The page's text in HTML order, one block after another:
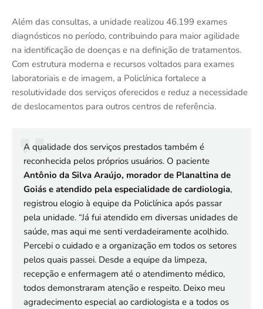
Além das consultas, a unidade realizou 46.199 exames
diagnósticos no período, contribuindo para maior agilidade
na identificação de doenças e na definição de tratamentos.
Com estrutura moderna e recursos voltados para exames
laboratoriais e de imagem, a Policlínica fortalece a
resolutividade dos serviços oferecidos e reduz a necessidade
de deslocamentos para outros centros de referência.
A qualidade dos serviços prestados também é
reconhecida pelos próprios usuários. O paciente
Antônio da Silva Araújo, morador de Planaltina de
Goiás e atendido pela especialidade de cardiologia,
registrou elogio à equipe da Policlínica após passar
pela unidade. “Já fui atendido em diversas unidades de
saúde, mas aqui me senti verdadeiramente acolhido.
Percebi o cuidado e a organização em todos os setores
pelos quais passei. Desde a equipe da limpeza,
recepção e enfermagem até o atendimento médico,
todos demonstraram atenção e respeito. Deixo meu
agradecimento especial ao cardiologista e a todos os